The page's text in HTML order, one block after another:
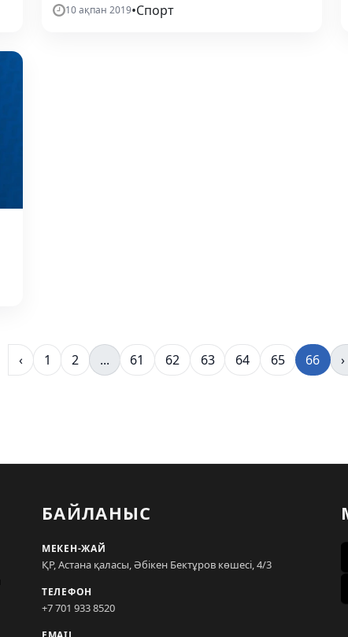
10 ақпан 2019•Спорт
‹ 1 2 ... 61 62 63 64 65 66 ›
БАЙЛАНЫС
МЕКЕН-ЖАЙ
ҚР, Астана қаласы, Әбікен Бектұров көшесі, 4/3
ТЕЛЕФОН
+7 701 933 8520